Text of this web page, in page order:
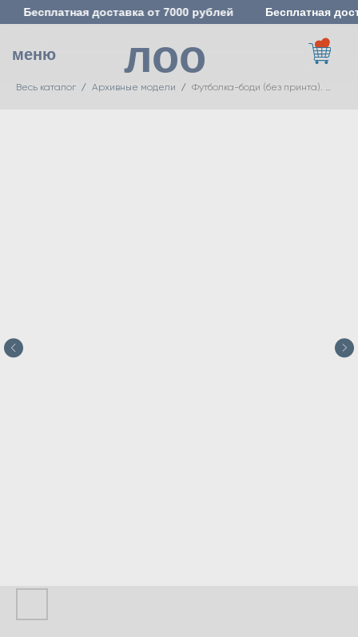
Бесплатная доставка от 7000 рублей Бесплатная
лоо
Весь каталог Архивные модели